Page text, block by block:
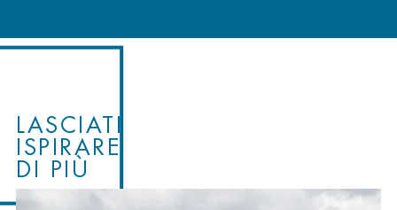
LASCIATI
ISPIRARE
DI PIÙ